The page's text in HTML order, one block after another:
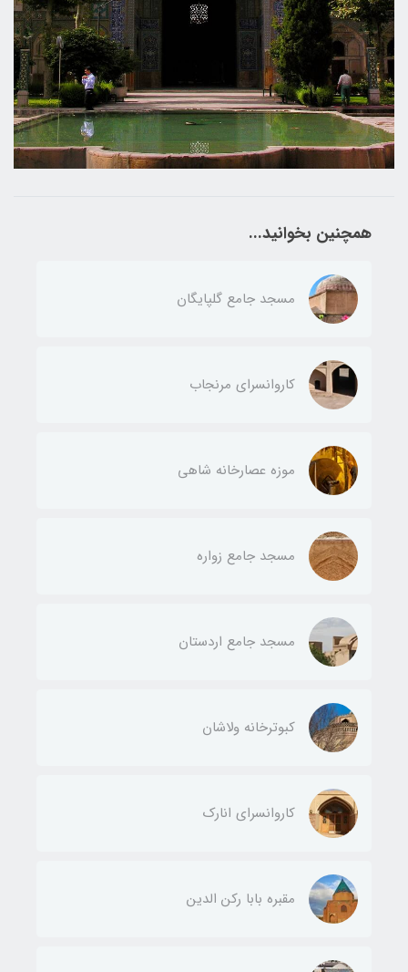
همچنین بخوانید...
مسجد جامع گلپایگان
کاروانسرای مرنجاب
موزه عصارخانه شاهی
مسجد جامع زواره
مسجد جامع اردستان
کبوترخانه ولاشان
کاروانسرای انارک
مقبره بابا رکن الدین